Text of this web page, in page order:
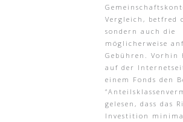
Vergleich, betfred
sondern auch die
möglicherweise
Gebühren. Vorhin
auf der
einem Fonds den
gelesen, dass das
Investition